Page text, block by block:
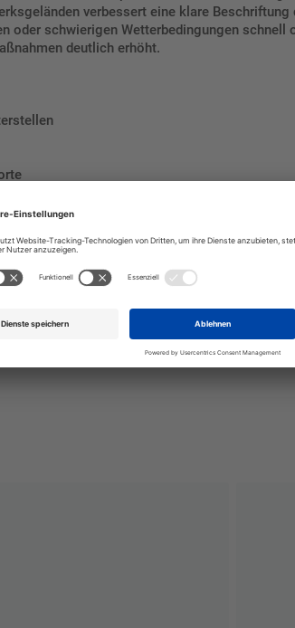
verbessert eine klare
oder schwierigen Wetterbedingungen
deutlich erhöht.
Anleitern (E2)
und sorgen Sie für eine
Objekts und stellen Sie sicher, dass im